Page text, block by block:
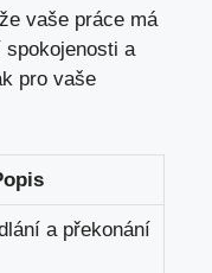
vaše práce má
a
pro vaše
a překonání